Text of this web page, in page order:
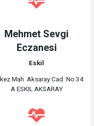
Mehmet Sevgi
Eczanesi
Eskil
Mah. Aksaray Cad. No:34
A ESKIL AKSARAY